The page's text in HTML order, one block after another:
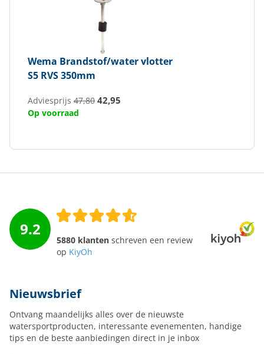
Wema Brandstof/water vlotter
S5 RVS 350mm
Adviesprijs 47,80 42,95
Op voorraad
9.2
5880 klanten schreven een review
op KiyOh
Nieuwsbrief
Ontvang maandelijks alles over de nieuwste
watersportproducten, interessante evenementen, handige
tips en de beste aanbiedingen direct in je inbox